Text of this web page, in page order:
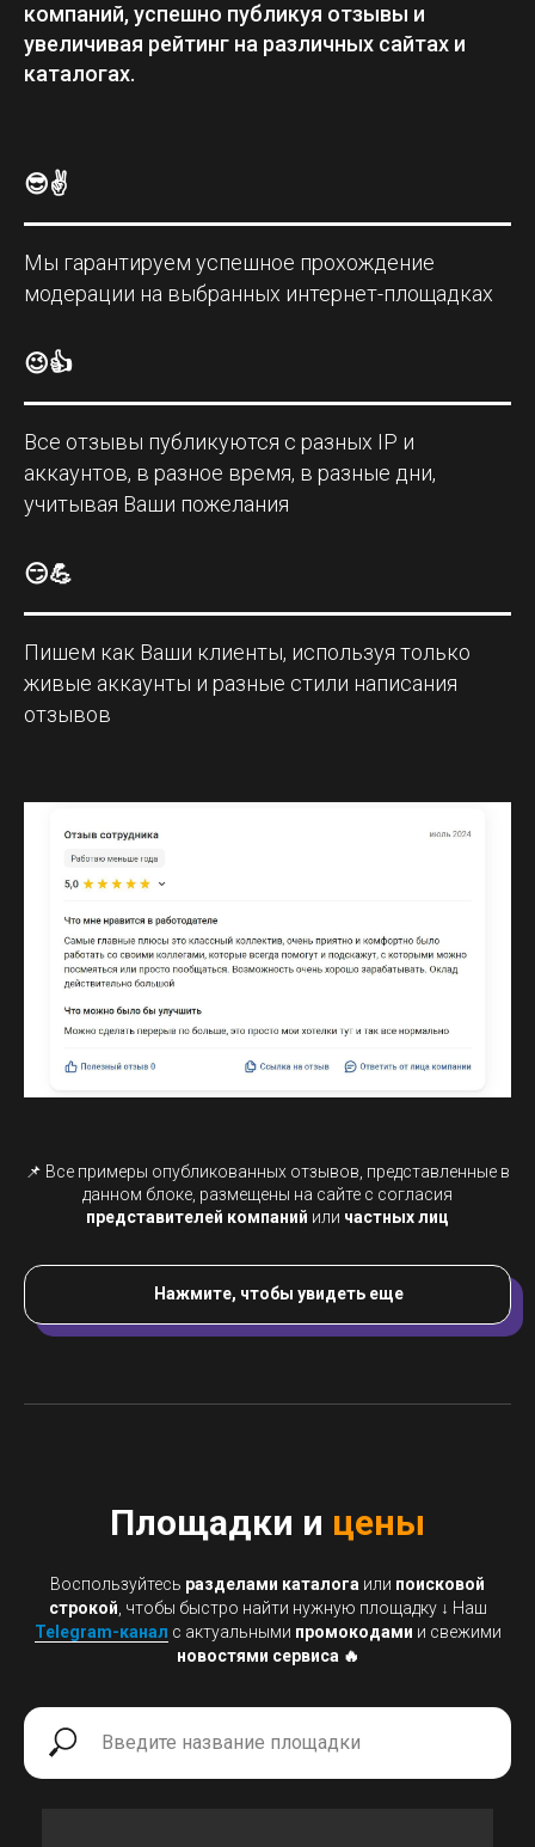
компаний, успешно публикуя отзывы и
увеличивая рейтинг на различных сайтах и
каталогах.
😎✌️
Мы гарантируем успешное прохождение
модерации на выбранных интернет-площадках
😉👍
Все отзывы публикуются с разных IP и
аккаунтов, в разное время, в разные дни,
учитывая Ваши пожелания
😏💪
Пишем как Ваши клиенты, используя только
живые аккаунты и разные стили написания
отзывов
📌 Все примеры опубликованных отзывов, представленные в
данном блоке, размещены на сайте с согласия
представителей компаний или частных лиц
Нажмите, чтобы увидеть еще
Площадки и цены
Воспользуйтесь разделами каталога или поисковой
строкой , чтобы быстро найти нужную площадку ↓ Наш
Telegram-канал с актуальными промокодами и свежими
новостями сервиса 🔥